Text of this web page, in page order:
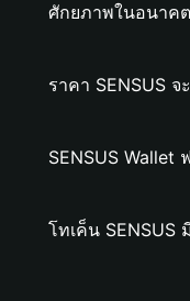
ศักยภาพในอนาคต
ราคา SENSUS
SENSUS Wallet
โทเค็น SENSUS